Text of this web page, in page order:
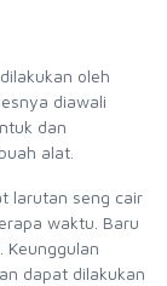
oleh
diawali
dan
alat.
larutan seng cair
waktu. Baru
Keunggulan
dapat dilakukan